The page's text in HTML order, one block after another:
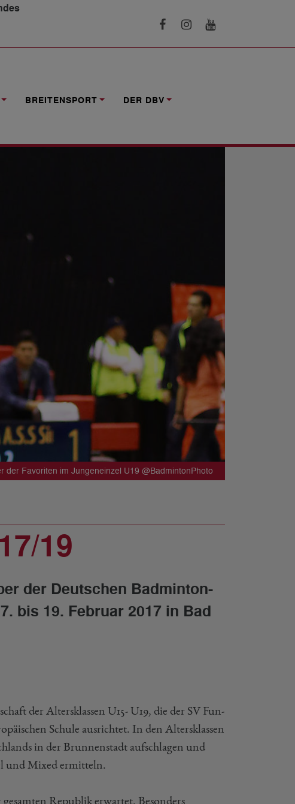
BREITENSPORT DER DBV
der Favoriten im Jungeneinzel U19 @BadmintonPhoto
19
der Deutschen Badminton-
bis 19. Februar 2017 in Bad
der Altersklassen U15- U19, die der SV Fun-
Schule ausrichtet. In den Altersklassen
in der Brunnenstadt aufschlagen und
und Mixed ermitteln.
Republik erwartet. Besonders